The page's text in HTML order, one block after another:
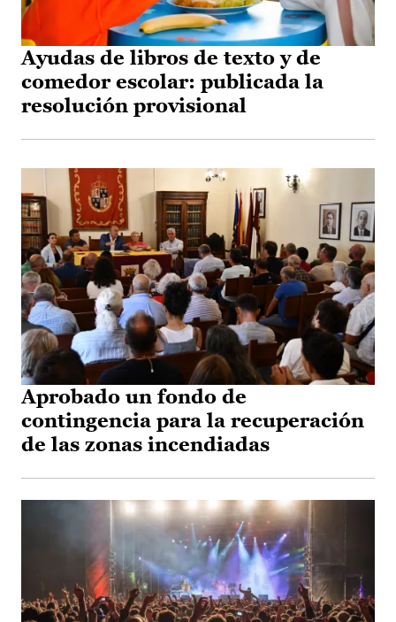
Ayudas de libros de texto y de
comedor escolar: publicada la
resolución provisional
Aprobado un fondo de
contingencia para la recuperación
de las zonas incendiadas